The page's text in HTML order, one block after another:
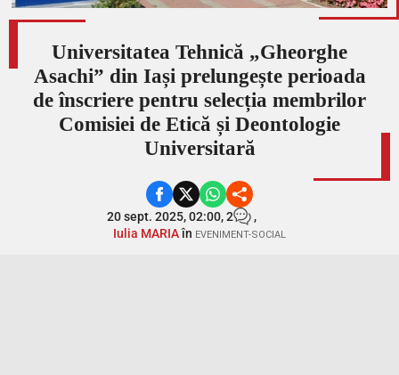
Universitatea Tehnică „Gheorghe
Asachi” din Iași prelungește perioada
de înscriere pentru selecția membrilor
Comisiei de Etică și Deontologie
Universitară
20 sept. 2025, 02:00,2
,
Iulia MARIAîn EVENIMENT-SOCIAL